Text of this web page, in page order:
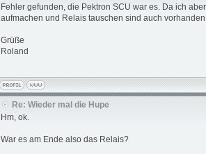
Fehler gefunden, die Pektron SCU war es. Da ich
aufmachen und Relais tauschen sind auch
Grüße
Roland
Re: Wieder mal die Hupe
Hm, ok.
War es am Ende also das Relais?